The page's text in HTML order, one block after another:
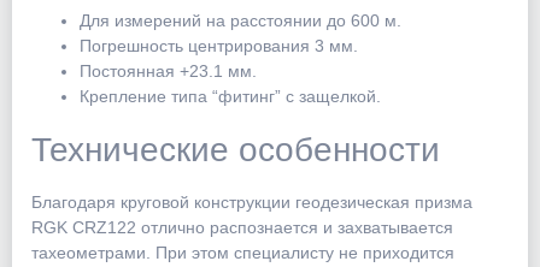
Для измерений на расстоянии до 600 м.
Погрешность центрирования 3 мм.
Постоянная +23.1 мм.
Крепление типа “фитинг” с защелкой.
Технические особенности
Благодаря круговой конструкции геодезическая призма
RGK CRZ122 отлично распознается и захватывается
тахеометрами. При этом специалисту не приходится